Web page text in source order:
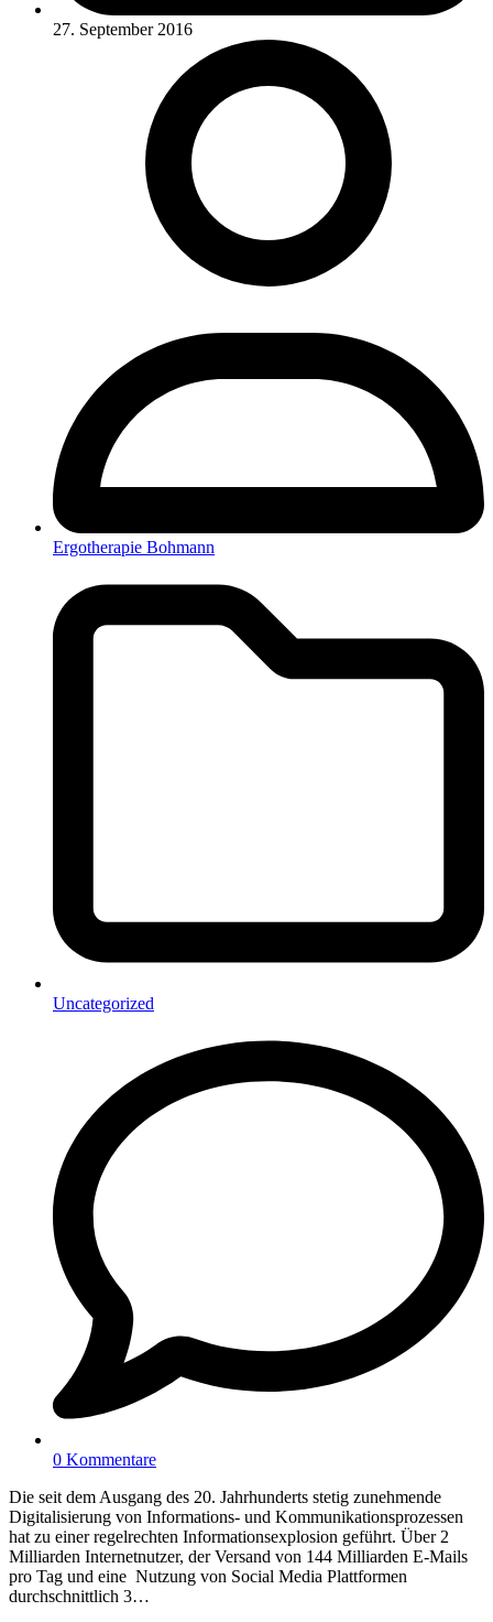
27. September 2016
Ergotherapie Bohmann
Uncategorized
0 Kommentare
Die seit dem Ausgang des 20. Jahrhunderts stetig zunehmende
Digitalisierung von Informations- und Kommunikationsprozessen
hat zu einer regelrechten Informationsexplosion geführt. Über 2
Milliarden Internetnutzer, der Versand von 144 Milliarden E-Mails
pro Tag und eine Nutzung von Social Media Plattformen
durchschnittlich 3…